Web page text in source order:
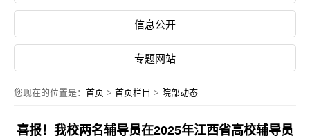
信息公开
专题网站
您现在的位置是： 首页 > 首页栏目 > 院部动态
喜报！我校两名辅导员在2025年江西省高校辅导员